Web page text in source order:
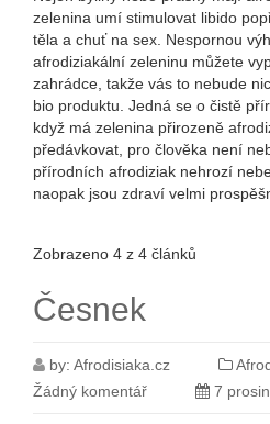
zelenina umí stimulovat libido
těla a chuť na sex. Nespornou
afrodiziakální zeleninu můžete
zahrádce, takže vás to nebude
bio produktu. Jedná se o čistě
když má zelenina přirozeně
předávkovat, pro člověka není
přírodních afrodiziak nehrozí
naopak jsou zdraví velmi
Zobrazeno 4 z 4 článků
Česnek
by: Afrodisiaka.cz
Žádný komentář
7